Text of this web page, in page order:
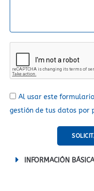
Al usar este
gestión de tus datos por
INFORMACIÓN